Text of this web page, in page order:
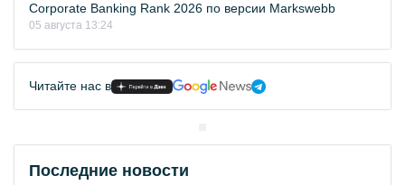
Corporate Banking Rank 2026 по версии Markswebb
05 августа 13:24
Читайте нас в
Последние новости